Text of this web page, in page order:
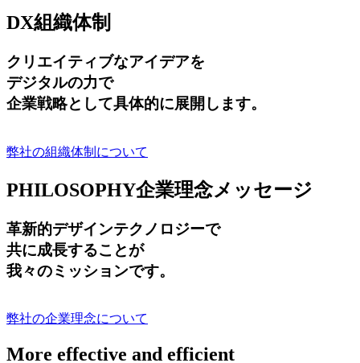
DX組織体制
クリエイティブなアイデアを
デジタルの力で
企業戦略として具体的に展開します。
弊社の組織体制について
PHILOSOPHY企業理念メッセージ
革新的デザインテクノロジーで
共に成長することが
我々のミッションです。
弊社の企業理念について
More effective and efficient